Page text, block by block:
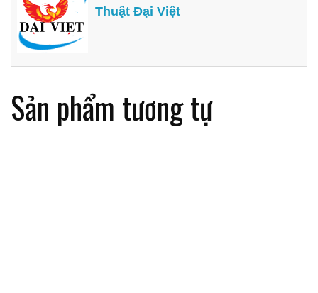
Thuật Đại Việt
Sản phẩm tương tự